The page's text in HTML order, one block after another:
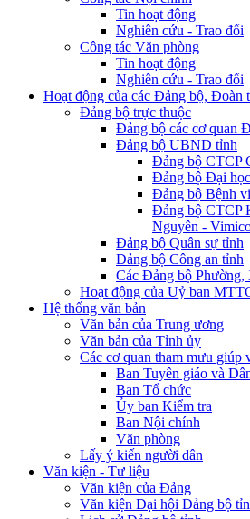
Tin hoạt động
Nghiên cứu - Trao đổi
Công tác Văn phòng
Tin hoạt động
Nghiên cứu - Trao đổi
Hoạt động của các Đảng bộ, Đoàn
Đảng bộ trực thuộc
Đảng bộ các cơ quan
Đảng bộ UBND tỉnh
Đảng bộ CTCP
Đảng bộ Đại
Đảng bộ Bệnh
Đảng bộ CTCP
Nguyên -
Đảng bộ Quân sự tỉnh
Đảng bộ Công an tỉnh
Các Đảng bộ Phường,
Hoạt động của Uỷ ban
Hệ thống văn bản
Văn bản của Trung ương
Văn bản của Tỉnh ủy
Các cơ quan tham mưu giúp
Ban Tuyên giáo và
Ban Tổ chức
Ủy ban Kiểm tra
Ban Nội chính
Văn phòng
Lấy ý kiến người dân
Văn kiện - Tư liệu
Văn kiện của Đảng
Văn kiện Đại hội Đảng bộ